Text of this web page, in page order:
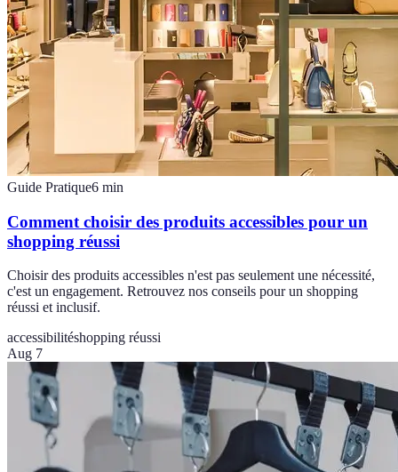
Guide Pratique6 min
Comment choisir des produits accessibles pour un
shopping réussi
Choisir des produits accessibles n'est pas seulement une nécessité,
c'est un engagement. Retrouvez nos conseils pour un shopping
réussi et inclusif.
accessibilitéshopping réussi
Aug 7